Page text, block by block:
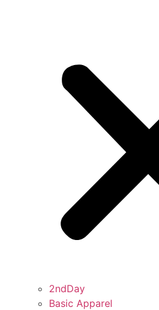
2ndDay
Basic Apparel